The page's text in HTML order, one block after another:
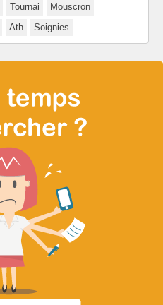
Tournai
Mouscron
Ath Soignies